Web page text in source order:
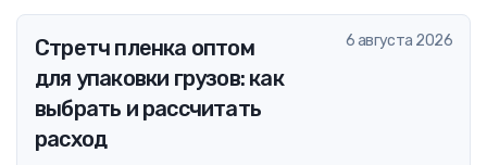
Стретч пленка оптом
для упаковки грузов: как
выбрать и рассчитать
расход
6 августа 2026